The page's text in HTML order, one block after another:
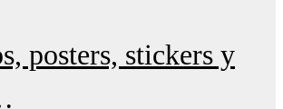
posters, stickers y